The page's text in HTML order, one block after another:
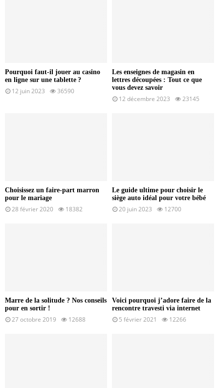
Pourquoi faut-il jouer au casino
en ligne sur une tablette ?
12 juin 2023 36590
Les enseignes de magasin en
lettres découpées : Tout ce que
vous devez savoir
12 décembre 2023 23145
Choisissez un faire-part marron
pour le mariage
28 février 2020 18382
Le guide ultime pour choisir le
siège auto idéal pour votre bébé
20 juin 2023 12700
Marre de la solitude ? Nos conseils
pour en sortir !
27 octobre 2019 12688
Voici pourquoi j’adore faire de la
rencontre travesti via internet
5 février 2021 12266